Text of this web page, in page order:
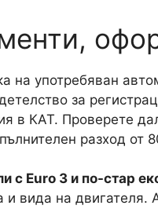
на употребяван
за
в КАТ. Проверете
разход от
с Euro 3 и по-стар
и вида на двигателя.